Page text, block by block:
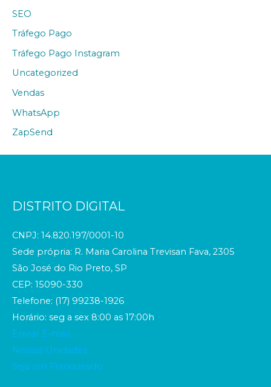
SEO
Tráfego Pago
Tráfego Pago Instagram
Uncategorized
Vendas
WhatsApp
ZapSend
DISTRITO DIGITAL
CNPJ: 14.820.197/0001-10
Sede própria: R. Maria Carolina Trevisan Fava, 2305
São José do Rio Preto, SP
CEP: 15090-330
Telefone: (17) 99238-1926
Horário: seg a sex 8:00 as 17:00h
Enviar E-mail
Nossas Unidades
Seja um Franqueado